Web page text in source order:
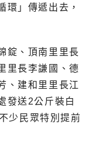
環」傳遞出去，
錠、頂南里里長
里長李謙國、德
、建和里里長江
發送2公斤裝白
少民眾特別提前